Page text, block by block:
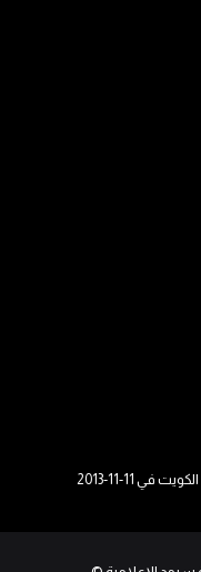
11-11-2013